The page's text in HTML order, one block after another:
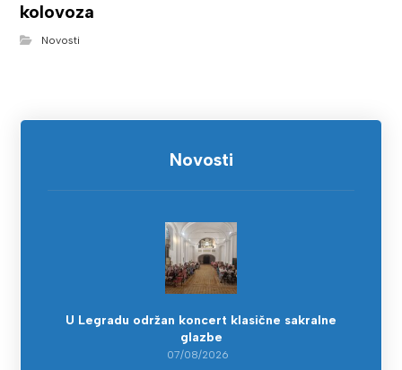
kolovoza
Novosti
Novosti
U Legradu održan koncert klasične sakralne
glazbe
07/08/2026